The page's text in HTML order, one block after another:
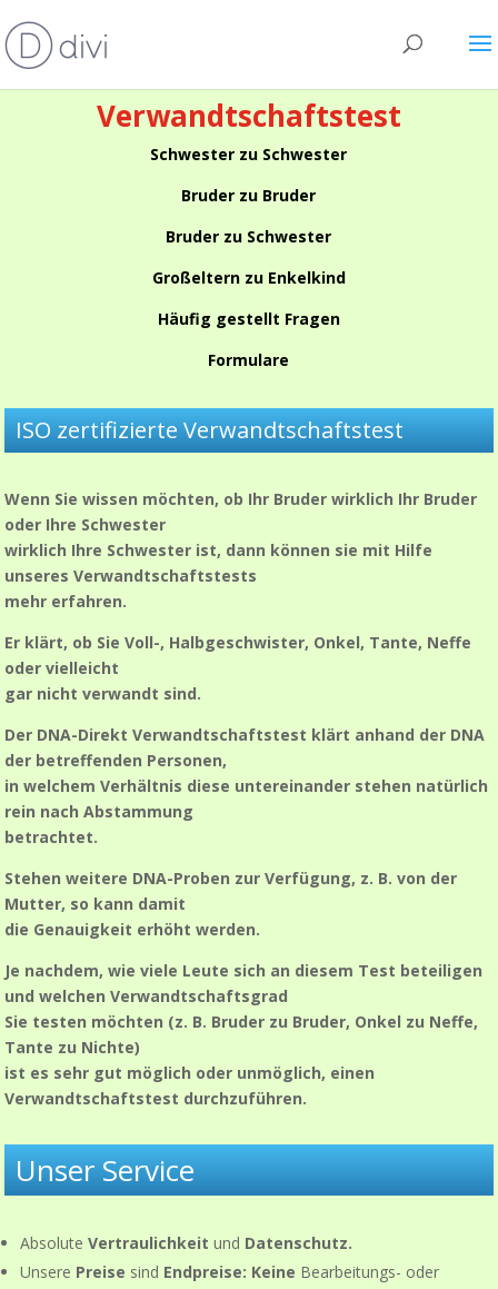
Verwandtschaftstest
Schwester zu Schwester
Bruder zu Bruder
Bruder zu Schwester
Großeltern zu Enkelkind
Häufig gestellt Fragen
Formulare
ISO zertifizierte Verwandtschaftstest
Wenn Sie wissen möchten, ob Ihr Bruder wirklich Ihr Bruder
oder Ihre Schwester
wirklich Ihre Schwester ist, dann können sie mit Hilfe
unseres Verwandtschaftstests
mehr erfahren.
Er klärt, ob Sie Voll-, Halbgeschwister, Onkel, Tante, Neffe
oder vielleicht
gar nicht verwandt sind.
Der DNA-Direkt Verwandtschaftstest klärt anhand der DNA
der betreffenden Personen,
in welchem Verhältnis diese untereinander stehen natürlich
rein nach Abstammung
betrachtet.
Stehen weitere DNA-Proben zur Verfügung, z. B. von der
Mutter, so kann damit
die Genauigkeit erhöht werden.
Je nachdem, wie viele Leute sich an diesem Test beteiligen
und welchen Verwandtschaftsgrad
Sie testen möchten (z. B. Bruder zu Bruder, Onkel zu Neffe,
Tante zu Nichte)
ist es sehr gut möglich oder unmöglich, einen
Verwandtschaftstest durchzuführen.
Unser Service
AbsoluteVertraulichkeit und Datenschutz.
Unsere Preise sind Endpreise: Keine Bearbeitungs- oder